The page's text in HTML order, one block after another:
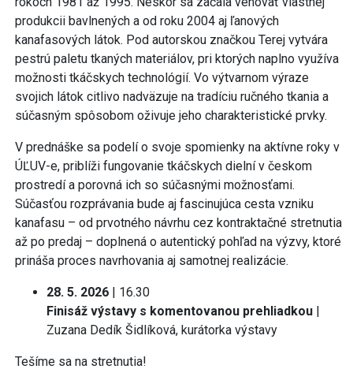
produkcii bavlnených a od roku 2004 aj ľanových
kanafasových látok. Pod autorskou značkou Terej vytvára
pestrú paletu tkaných materiálov, pri ktorých naplno využíva
možnosti tkáčskych technológií. Vo výtvarnom výraze
svojich látok citlivo nadväzuje na tradíciu ručného tkania a
súčasným spôsobom oživuje jeho charakteristické prvky.
V prednáške sa podelí o svoje spomienky na aktívne roky v
ÚĽUV-e, priblíži fungovanie tkáčskych dielní v českom
prostredí a porovná ich so súčasnými možnosťami.
Súčasťou rozprávania bude aj fascinujúca cesta vzniku
kanafasu – od prvotného návrhu cez kontraktačné stretnutia
až po predaj – doplnená o autentický pohľad na výzvy, ktoré
prináša proces navrhovania aj samotnej realizácie.
28. 5. 2026 | 16.30
Finisáž výstavy s komentovanou prehliadkou |
Zuzana Dedík Šidlíková, kurátorka výstavy
Tešíme sa na stretnutia!